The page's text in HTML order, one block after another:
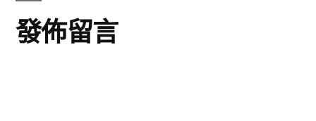
發佈留言